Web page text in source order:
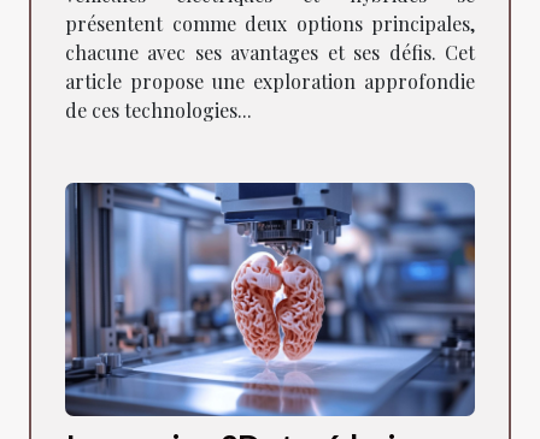
présentent comme deux options principales,
chacune avec ses avantages et ses défis. Cet
article propose une exploration approfondie
de ces technologies...